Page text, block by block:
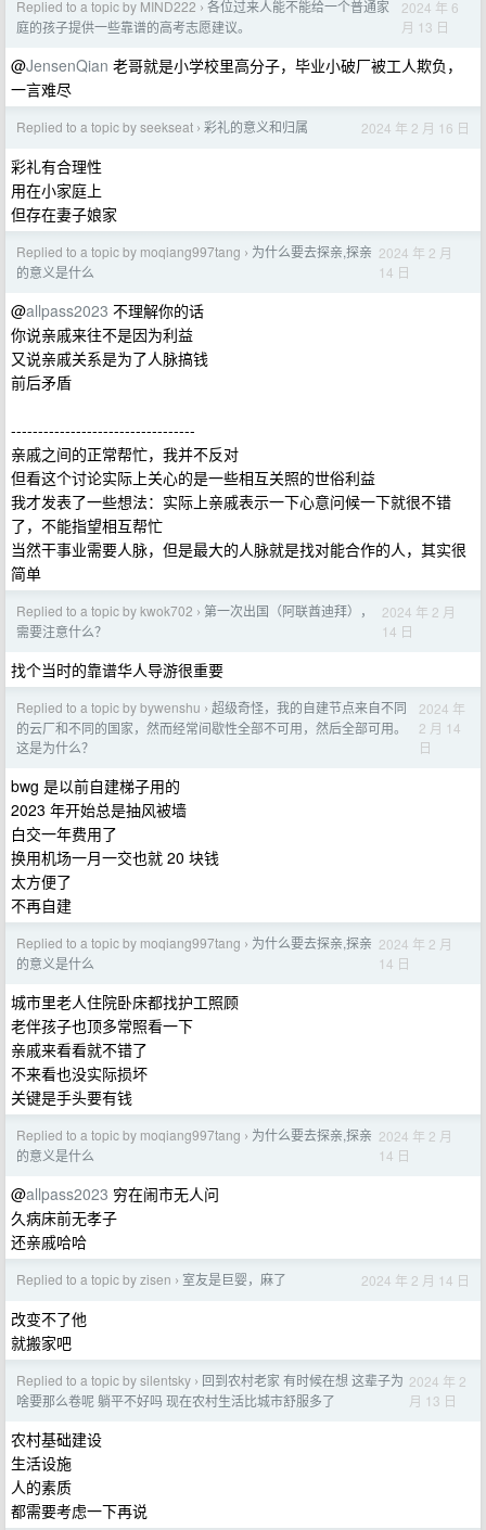
Replied to a topic by MIND222 › 各位过来人能不能给一个普通家
庭的孩子提供一些靠谱的高考志愿建议。
2024 年 6
月 13 日
@JensenQian 老哥就是小学校里高分子，毕业小破厂被工人欺负，
一言难尽
Replied to a topic by seekseat › 彩礼的意义和归属 2024 年 2 月 16 日
彩礼有合理性
用在小家庭上
但存在妻子娘家
Replied to a topic by moqiang997tang › 为什么要去探亲,探亲
的意义是什么
2024 年 2 月
14 日
@allpass2023 不理解你的话
你说亲戚来往不是因为利益
又说亲戚关系是为了人脉搞钱
前后矛盾
----------------------------------
亲戚之间的正常帮忙，我并不反对
但看这个讨论实际上关心的是一些相互关照的世俗利益
我才发表了一些想法：实际上亲戚表示一下心意问候一下就很不错
了，不能指望相互帮忙
当然干事业需要人脉，但是最大的人脉就是找对能合作的人，其实很
简单
Replied to a topic by kwok702 › 第一次出国（阿联酋迪拜），
需要注意什么？
2024 年 2 月
14 日
找个当时的靠谱华人导游很重要
Replied to a topic by bywenshu › 超级奇怪，我的自建节点来自不同
的云厂和不同的国家，然而经常间歇性全部不可用，然后全部可用。
这是为什么？
2024 年
2 月 14
日
bwg 是以前自建梯子用的
2023 年开始总是抽风被墙
白交一年费用了
换用机场一月一交也就 20 块钱
太方便了
不再自建
Replied to a topic by moqiang997tang › 为什么要去探亲,探亲
的意义是什么
2024 年 2 月
14 日
城市里老人住院卧床都找护工照顾
老伴孩子也顶多常照看一下
亲戚来看看就不错了
不来看也没实际损坏
关键是手头要有钱
Replied to a topic by moqiang997tang › 为什么要去探亲,探亲
的意义是什么
2024 年 2 月
14 日
@allpass2023 穷在闹市无人问
久病床前无孝子
还亲戚哈哈
Replied to a topic by zisen › 室友是巨婴，麻了 2024 年 2 月 14 日
改变不了他
就搬家吧
Replied to a topic by silentsky › 回到农村老家 有时候在想 这辈子为
啥要那么卷呢 躺平不好吗 现在农村生活比城市舒服多了
2024 年 2
月 13 日
农村基础建设
生活设施
人的素质
都需要考虑一下再说